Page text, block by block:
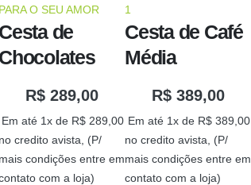
PARA O SEU AMOR
Cesta de
Chocolates
R$289,00
Em até 1x de R$ 289,00
no credito avista, (P/
mais condições entre em
com a loja)
1
Cesta de Café
Média
R$389,00
Em até 1x de R$ 389,00
no credito avista, (P/
mais condições entre em
contato com a loja)